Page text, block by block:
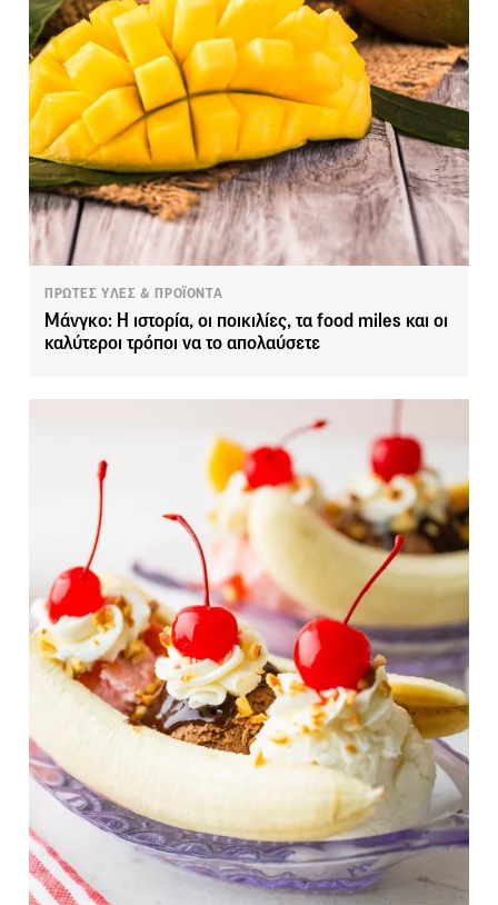
ΠΡΩΤΕΣ ΥΛΕΣ & ΠΡΟΪΟΝΤΑ
Μάνγκο: Η ιστορία, οι ποικιλίες, τα food miles και οι
καλύτεροι τρόποι να το απολαύσετε